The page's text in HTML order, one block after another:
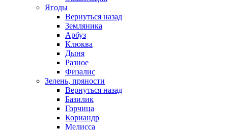
Ягоды
Вернуться назад
Земляника
Арбуз
Клюква
Дыня
Разное
Физалис
Зелень, пряности
Вернуться назад
Базилик
Горчица
Кориандр
Мелисса